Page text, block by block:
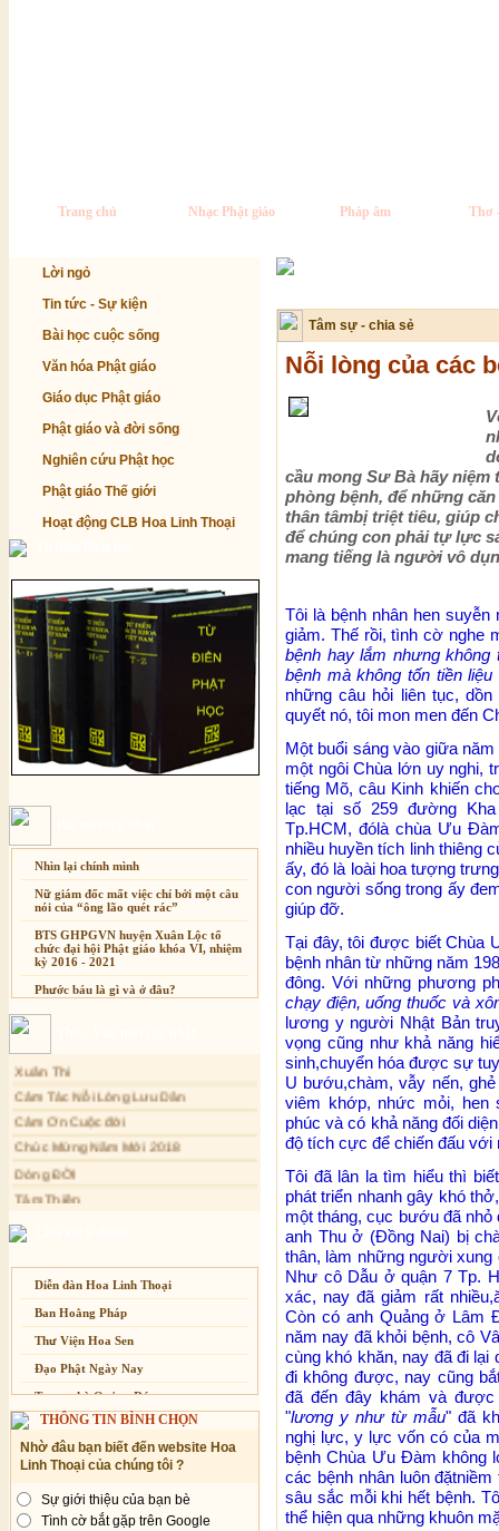
Trang chủ Nhạc Phật giáo Pháp âm Thơ
Lời ngỏ
Tin tức - Sự kiện
Bài học cuộc sống
Văn hóa Phật giáo
Giáo dục Phật giáo
Phật giáo và đời sống
Nghiên cứu Phật học
Phật giáo Thế giới
Hoạt động CLB Hoa Linh Thoại
Nhìn lại chính mình
Nữ giám đốc mất việc chỉ bởi một câu
nói của “ông lão quét rác”
BTS GHPGVN huyện Xuân Lộc tổ
chức đại hội Phật giáo khóa VI, nhiệm
kỳ 2016 - 2021
Phước báu là gì và ở đâu?
Sự thương-ghét của con người
Cải đạo: Nguyên nhân & giải pháp
Nỗi lòng của các bệnh nhân nghèo
An Giang: Tịnh thất Quy Nguyên
phát quà từ thiện tại xã Cư Yang
Tịnh xá Ngọc Đăng khai giảng Thiền
dành cho Người bận rộn
Xuân Thi
Cảm Ơn Cuộc đời
Chúc Mừng Năm Mới 2018
Dòng ĐỜI
Tâm Thiền
Kính mừng Phật Đản
Kiếp này
Diễn đàn Hoa Linh Thoại
Ban Hoằng Pháp
Thư Viện Hoa Sen
Đạo Phật Ngày Nay
Trang nhà Quảng Đức
Báo Giác Ngộ
Vesak 2014
THÔNG TIN BÌNH CHỌN
Nhờ đâu bạn biết đến website Hoa
Linh Thoại của chúng tôi ?
Sự giới thiệu của bạn bè
Tình cờ bắt gặp trên Google
Tâm sự - chia sẻ
Nỗi lòng của các
cầu mong Sư Bà hãy
phòng bệnh, để những
thân tâmbị triệt tiêu, giúp
để chúng con phải tự lực
mang tiếng là người vô
Tôi là bệnh nhân hen
giảm. Thế rồi, tình cờ nghe
bệnh hay lắm nhưng không
bệnh mà không tốn tiền
những câu hỏi liên tục,
quyết nó, tôi mon men đến
Một buổi sáng vào giữa
một ngôi Chùa lớn uy nghi,
tiếng Mõ, câu Kinh khiến
lạc tại số 259 đường
Tp.HCM, đólà chùa Ưu
nhiều huyền tích linh thiêng
ấy, đó là loài hoa tượng
con người sống trong ấy
giúp đỡ.
Tại đây, tôi được biết Chùa
bệnh nhân từ những năm
đông. Với những phương
chạy điện,uống thuốc và
lương y người Nhật Bản
vọng cũng như khả năng
sinh,chuyển hóa được sự
U bướu,chàm, vẫy nến,
viêm khớp, nhức mỏi, hen
phúc và có khả năng đối
độ tích cực để chiến đấu với
Tôi đã lân la tìm hiểu thì
phát triển nhanh gây khó
một tháng, cục bướu đã nhỏ
anh Thu ở (Đồng Nai) bị
thân, làm những người xung
Như cô Dẫu ở quận 7 Tp.
xác, nay đã giảm rất
Còn có anh Quảng ở Lâm
năm nay đã khỏi bệnh, cô
cùng khó khăn, nay đã đi lại
đi không được, nay cũng
đã đến đây khám và
"lương y như từ mẫu" đã
nghị lực, y lực vốn có của
bệnh Chùa Ưu Đàm không
các bệnh nhân luôn
sâu sắc mỗi khi hết bệnh.
thể hiện qua những khuôn